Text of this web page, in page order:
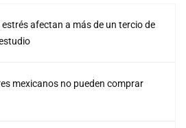
afectan a más de un tercio de
mexicanos no pueden comprar